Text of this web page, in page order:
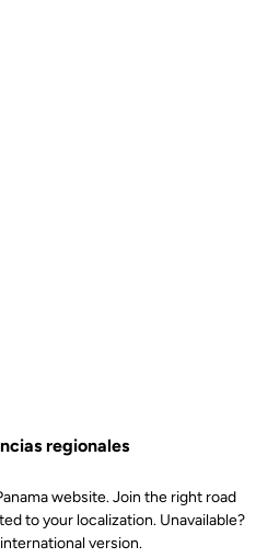
regionales
website. Join the right road
to your localization. Unavailable?
version.